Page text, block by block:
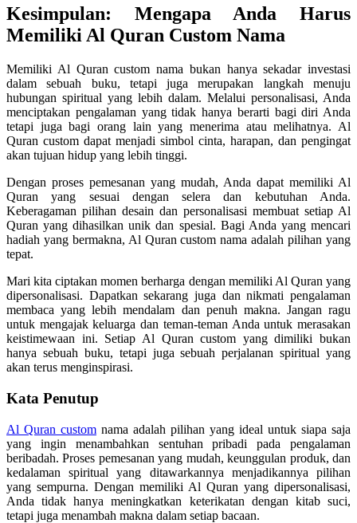
Kesimpulan: Mengapa Anda Harus
Memiliki Al Quran Custom Nama
Memiliki Al Quran custom nama bukan hanya sekadar investasi
dalam sebuah buku, tetapi juga merupakan langkah menuju
hubungan spiritual yang lebih dalam. Melalui personalisasi, Anda
menciptakan pengalaman yang tidak hanya berarti bagi diri Anda
tetapi juga bagi orang lain yang menerima atau melihatnya. Al
Quran custom dapat menjadi simbol cinta, harapan, dan pengingat
akan tujuan hidup yang lebih tinggi.
Dengan proses pemesanan yang mudah, Anda dapat memiliki Al
Quran yang sesuai dengan selera dan kebutuhan Anda.
Keberagaman pilihan desain dan personalisasi membuat setiap Al
Quran yang dihasilkan unik dan spesial. Bagi Anda yang mencari
hadiah yang bermakna, Al Quran custom nama adalah pilihan yang
tepat.
Mari kita ciptakan momen berharga dengan memiliki Al Quran yang
dipersonalisasi. Dapatkan sekarang juga dan nikmati pengalaman
membaca yang lebih mendalam dan penuh makna. Jangan ragu
untuk mengajak keluarga dan teman-teman Anda untuk merasakan
keistimewaan ini. Setiap Al Quran custom yang dimiliki bukan
hanya sebuah buku, tetapi juga sebuah perjalanan spiritual yang
akan terus menginspirasi.
Kata Penutup
Al Quran custom nama adalah pilihan yang ideal untuk siapa saja
yang ingin menambahkan sentuhan pribadi pada pengalaman
beribadah. Proses pemesanan yang mudah, keunggulan produk, dan
kedalaman spiritual yang ditawarkannya menjadikannya pilihan
yang sempurna. Dengan memiliki Al Quran yang dipersonalisasi,
Anda tidak hanya meningkatkan keterikatan dengan kitab suci,
tetapi juga menambah makna dalam setiap bacaan.